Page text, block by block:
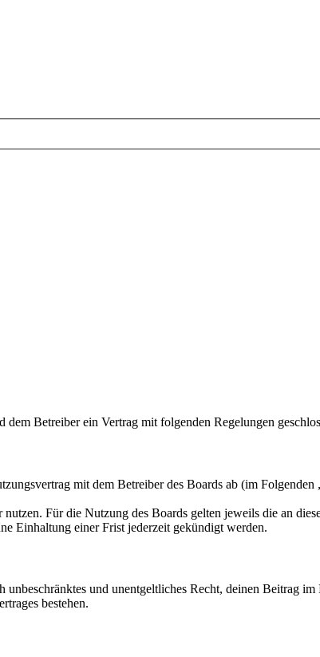
Betreiber ein Vertrag mit folgenden Regelungen
mit dem Betreiber des Boards ab (im Folgenden
Für die Nutzung des Boards gelten jeweils die an
Einhaltung einer Frist jederzeit gekündigt werden.
und unentgeltliches Recht, deinen Beitrag im
bestehen.